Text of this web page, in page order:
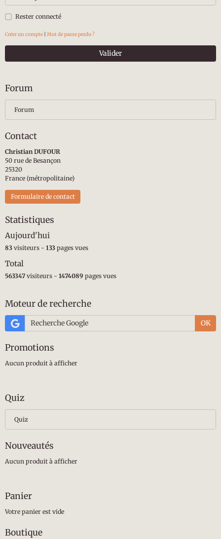
Rester connecté
Créer un compte | Mot de passe perdu ?
Valider
Forum
Forum
Contact
Christian DUFOUR
50 rue de Besançon
25320
France (métropolitaine)
Formulaire de contact
Statistiques
Aujourd'hui
83 visiteurs - 133 pages vues
Total
563347 visiteurs - 1474089 pages vues
Moteur de recherche
OK
Promotions
Aucun produit à afficher
Quiz
Quiz
Nouveautés
Aucun produit à afficher
Panier
Votre panier est vide
Boutique